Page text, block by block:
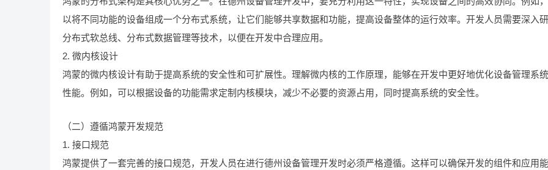
以将不同功能的设备组成一个分布式系统，让它们能够共享数据和功能，提高设备整体的运行效率。开发人员需要深入
分布式软总线、分布式数据管理等技术，以便在开发中合理应用。
2. 微内核设计
鸿蒙的微内核设计有助于提高系统的安全性和可扩展性。理解微内核的工作原理，能够在开发中更好地优化设备管理系
性能。例如，可以根据设备的功能需求定制内核模块，减少不必要的资源占用，同时提高系统的安全性。
（二）遵循鸿蒙开发规范
1. 接口规范
鸿蒙提供了一套完善的接口规范，开发人员在进行德州设备管理开发时必须严格遵循。这样可以确保开发的组件和应用